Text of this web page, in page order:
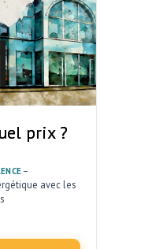
prix ?
–
avec les